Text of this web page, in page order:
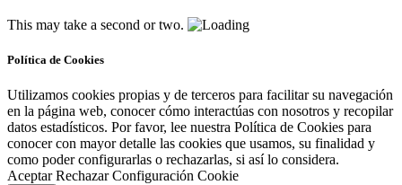
This may take a second or two.
Política de Cookies
Utilizamos cookies propias y de terceros para facilitar su navegación
en la página web, conocer cómo interactúas con nosotros y recopilar
datos estadísticos. Por favor, lee nuestra Política de Cookies para
conocer con mayor detalle las cookies que usamos, su finalidad y
como poder configurarlas o rechazarlas, si así lo considera.
Aceptar Rechazar Configuración Cookie